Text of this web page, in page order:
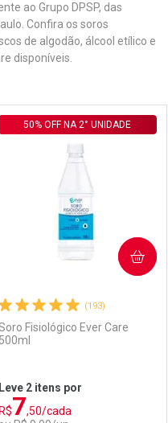
ao Grupo DPSP, das
Confira os soros
de algodão, álcool etílico e
disponíveis.
(193)
Fisiológico Ever Care
500ml
50% OFF NA 2° UNIDADE
Leve 2 itens por
R$7,50/cada
COMPRAR